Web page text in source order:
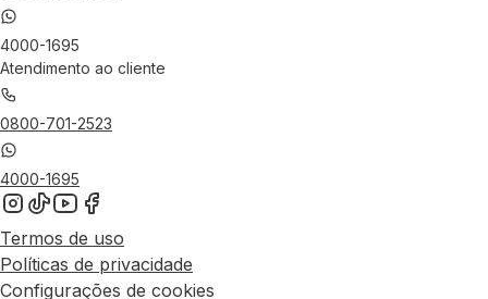
4000-1695
Atendimento ao cliente
0800-701-2523
4000-1695
Termos de uso
Políticas de privacidade
Configurações de cookies